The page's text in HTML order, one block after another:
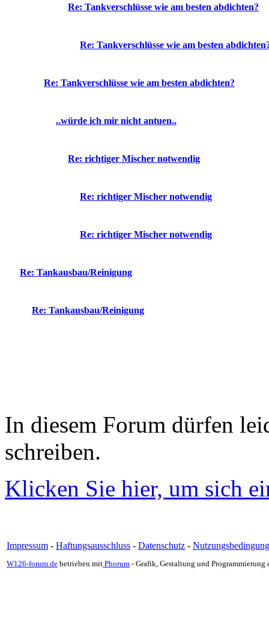
Re: Tankverschlüsse wie am besten abdichten?
Re: Tankverschlüsse wie am besten
Re: Tankverschlüsse wie am besten abdichten?
..würde ich mir nicht antuen..
Re: richtiger Mischer notwendig
Re: richtiger Mischer notwendig
Re: richtiger Mischer notwendig
Re: Tankausbau/Reinigung
Re: Tankausbau/Reinigung
In diesem Forum dürfen
schreiben.
Klicken Sie hier, um sich
Impressum - Haftungsausschluss - Datenschutz -
W126-forum.de betrieben mit Phorum - Grafik, Gestaltung und Programmierung